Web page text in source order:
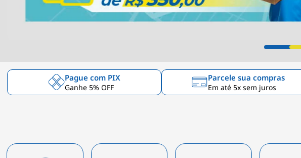
Pague com PIX
Ganhe 5% OFF
Parcele sua compras
Em até 5x sem juros